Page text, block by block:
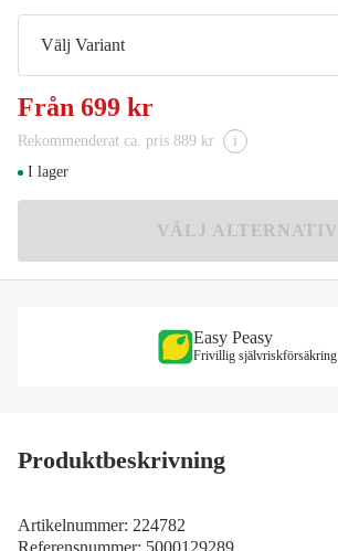
Välj Variant
7'1'' 5-25G
699 kr
7'6'' 30-70G
8' 10-40G
Från 699 kr
Rekommenderat ca. pris 889 kr i
I lager
VÄLJ ALTERNATIV
Easy Peasy
Frivillig självriskförsäkring
Produktbeskrivning
Artikelnummer: 224782